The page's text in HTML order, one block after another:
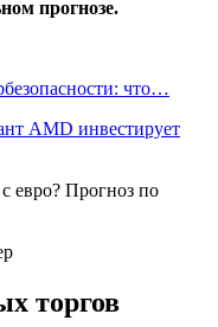
прогнозе.
что…
AMD инвестирует
торгов